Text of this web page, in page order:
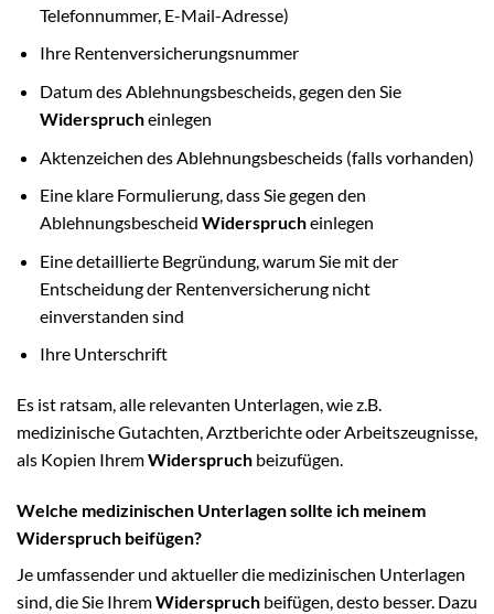
Telefonnummer, E-Mail-Adresse)
Ihre Rentenversicherungsnummer
Datum des Ablehnungsbescheids, gegen den Sie
Widersprucheinlegen
Aktenzeichen des Ablehnungsbescheids (falls vorhanden)
Eine klare Formulierung, dass Sie gegen den
Ablehnungsbescheid Widersprucheinlegen
Eine detaillierte Begründung, warum Sie mit der
Entscheidung der Rentenversicherung nicht
einverstanden sind
Ihre Unterschrift
Es ist ratsam, alle relevanten Unterlagen, wie z.B.
medizinische Gutachten, Arztberichte oder Arbeitszeugnisse,
als Kopien IhremWiderspruch beizufügen.
Welche medizinischen Unterlagen sollte ich meinem
Widerspruch beifügen?
Je umfassender und aktueller die medizinischen Unterlagen
sind, die Sie IhremWiderspruch beifügen, desto besser. Dazu